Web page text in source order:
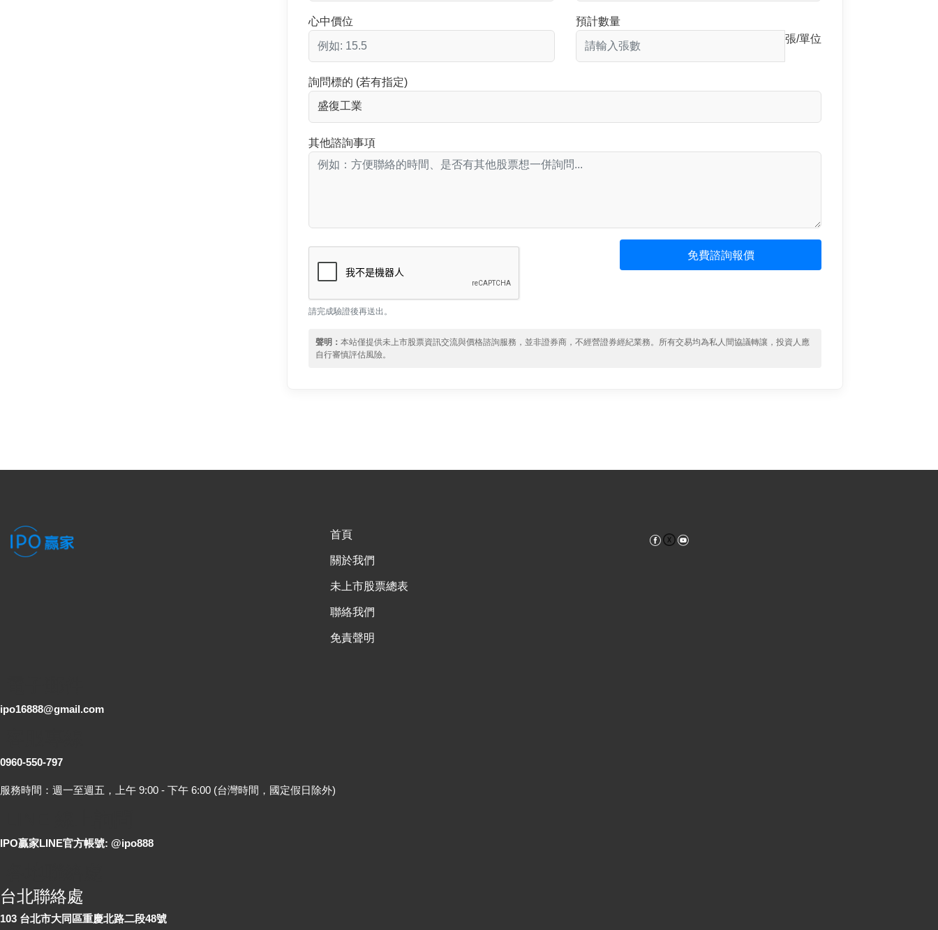
心中價位
預計數量
張/單位
詢問標的 (若有指定)
其他諮詢事項
請完成驗證後再送出。
免費諮詢報價
聲明：本站僅提供未上市股票資訊交流與價格諮詢服務，並非證券商，不經營證券經紀業務。所有交易均為私人間協議轉讓，投資人應
自行審慎評估風險。
首頁
關於我們
未上市股票總表
聯絡我們
免責聲明
Facebook
ipo16888@gmail.com
0960-550-797
服務時間：週一至週五，上午 9:00 - 下午 6:00 (台灣時間，國定假日除外)
IPO贏家LINE官方帳號: @ipo888
台北聯絡處
103 台北市大同區重慶北路二段48號